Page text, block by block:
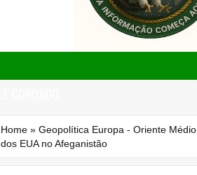
Home » Geopolítica Europa - Oriente Médio
dos EUA no Afeganistão